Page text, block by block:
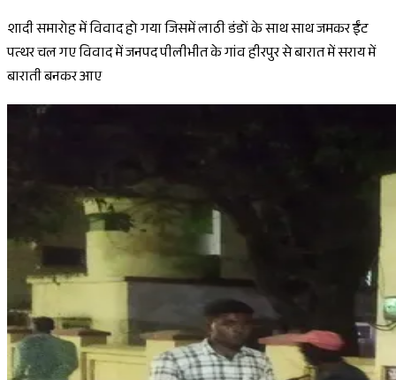
शादी समारोह में विवाद हो गया जिसमें लाठी डंडों के साथ साथ जमकर ईंट
पत्थर चल गए विवाद में जनपद पीलीभीत के गांव हीरपुर से बारात में सराय में
बाराती बनकर आए